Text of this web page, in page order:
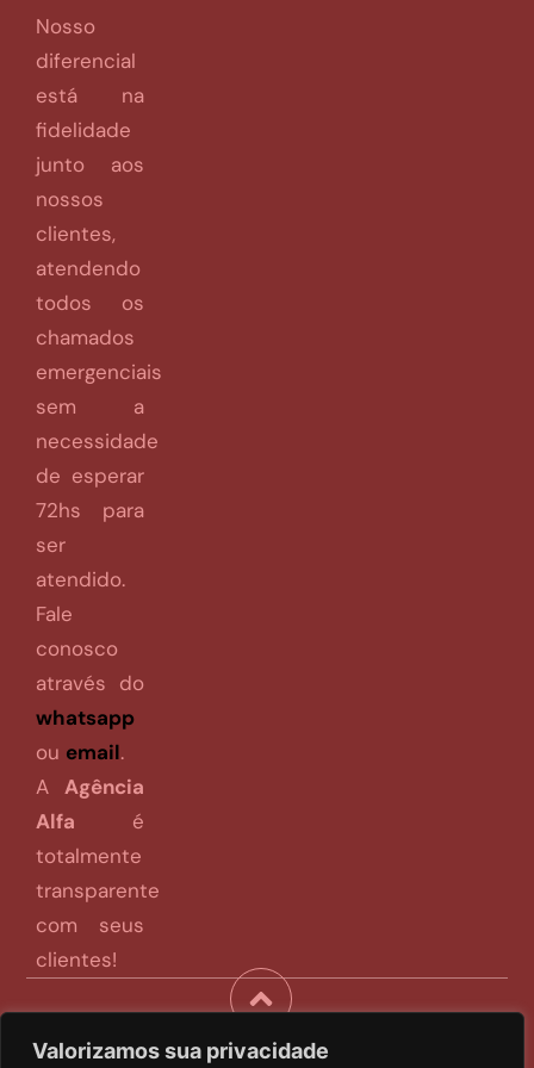
Valorizamos sua privacidade
Nosso
diferencial
está na
fidelidade
junto aos
nossos
clientes,
atendendo
todos os
chamados
emergenciais
sem a
necessidade
de esperar
72hs para
ser
atendido.
Fale
conosco
através do
whatsapp
ou email.
A Agência
Alfa é
totalmente
transparente
com seus
clientes!